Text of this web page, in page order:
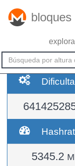
bloques
5345.2